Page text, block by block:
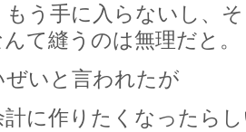
う手に入らないし、
て縫うのは無理だと。
いと言われたが
に作りたくなったら